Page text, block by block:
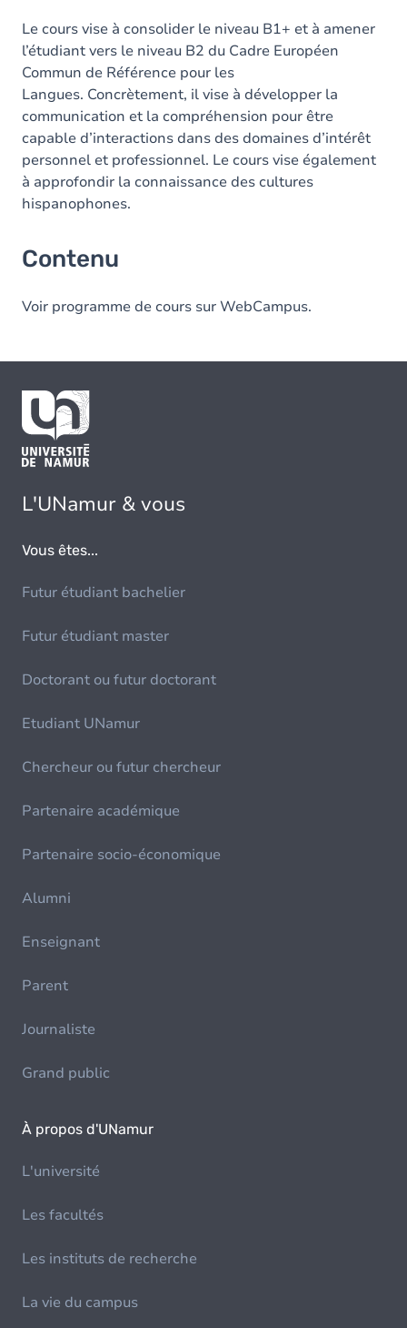
Le cours vise à consolider le niveau B1+ et à amener
l’étudiant vers le niveau B2 du Cadre Européen
Commun de Référence pour les
Langues. Concrètement, il vise à développer la
communication et la compréhension pour être
capable d’interactions dans des domaines d’intérêt
personnel et professionnel. Le cours vise également
à approfondir la connaissance des cultures
hispanophones.
Contenu
Voir programme de cours sur WebCampus.
L'UNamur & vous
Vous êtes...
Futur étudiant bachelier
Futur étudiant master
Doctorant ou futur doctorant
Etudiant UNamur
Chercheur ou futur chercheur
Partenaire académique
Partenaire socio-économique
Alumni
Enseignant
Parent
Journaliste
Grand public
À propos d'UNamur
L'université
Les facultés
Les instituts de recherche
La vie du campus